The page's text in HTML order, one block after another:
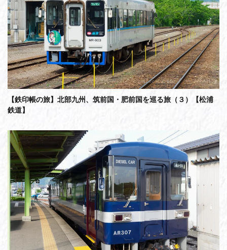
【鉄印帳の旅】北部九州、筑前国・肥前国を巡る旅（３）【松浦
鉄道】